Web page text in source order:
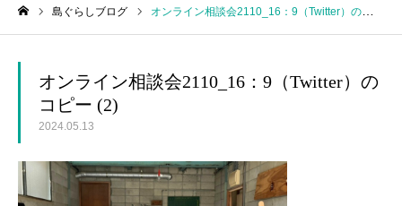
島ぐらしブログ オンライン相談会2110_16：9（Twitter）のコピー (2)
オンライン相談会2110_16：9（Twitter）の
コピー (2)
2024.05.13